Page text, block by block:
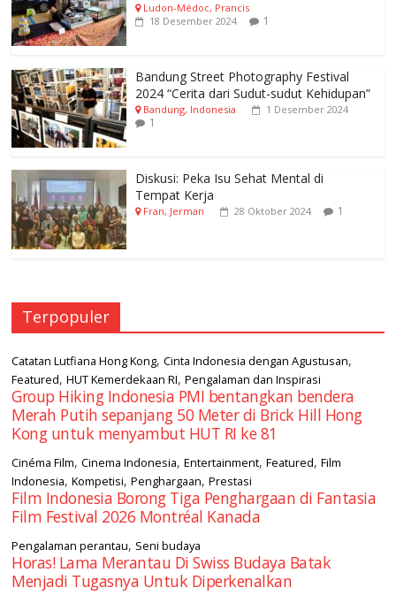
Ludon-Médoc, Prancis
18 Desember 2024
1
Bandung Street Photography Festival
2024 “Cerita dari Sudut-sudut Kehidupan”
Bandung, Indonesia 1 Desember 2024
1
Diskusi: Peka Isu Sehat Mental di
Tempat Kerja
Fran, Jerman 28 Oktober 2024 1
Terpopuler
Catatan Lutfiana Hong Kong,Cinta Indonesia dengan Agustusan,
Featured,HUT Kemerdekaan RI,Pengalaman dan Inspirasi
Group Hiking Indonesia PMI bentangkan bendera
Merah Putih sepanjang 50 Meter di Brick Hill Hong
Kong untuk menyambut HUT RI ke 81
Cinéma Film,Cinema Indonesia,Entertainment,Featured,Film
Indonesia,Kompetisi,Penghargaan,Prestasi
Film Indonesia Borong Tiga Penghargaan di Fantasia
Film Festival 2026 Montréal Kanada
Pengalaman perantau, Seni budaya
Horas! Lama Merantau Di Swiss Budaya Batak
Menjadi Tugasnya Untuk Diperkenalkan